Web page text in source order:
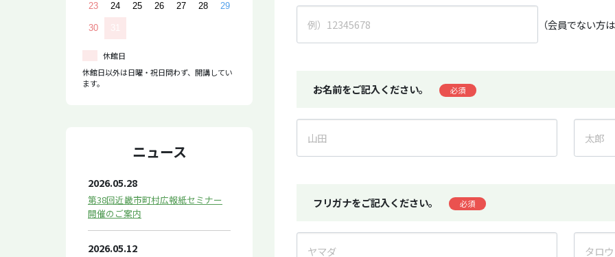
23 24 25 26 27 28 29
30
休館日
休館日以外は日曜・祝日問わず、開講してい
ます。
ニュース
2026.05.28
第38回近畿市町村広報紙セミナー
開催のご案内
2026.05.12
（会員でない方
お名前をご記入ください。 必須
フリガナをご記入ください。 必須